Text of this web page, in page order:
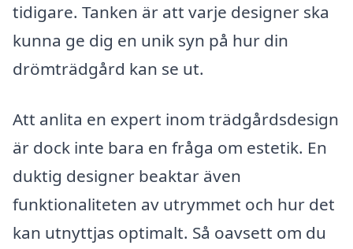
tidigare. Tanken är att varje designer ska
kunna ge dig en unik syn på hur din
drömträdgård kan se ut.
Att anlita en expert inom trädgårdsdesign
är dock inte bara en fråga om estetik. En
duktig designer beaktar även
funktionaliteten av utrymmet och hur det
kan utnyttjas optimalt. Så oavsett om du